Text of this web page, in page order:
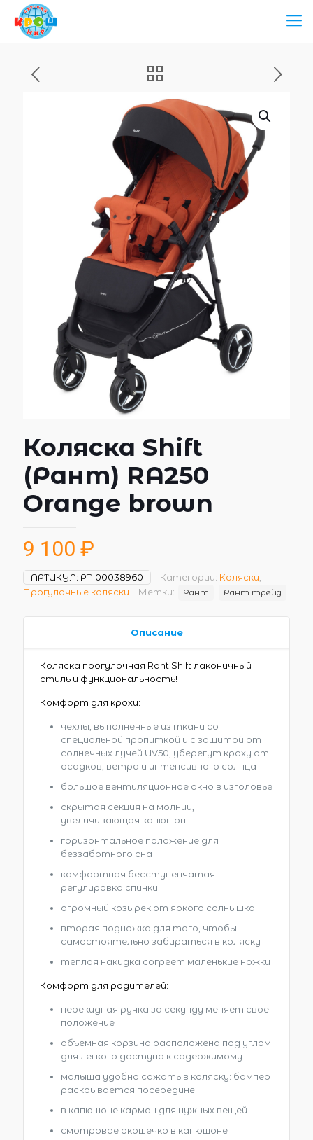
Коляска Shift
(Рант) RA250
Orange brown
9 100 ₽
АРТИКУЛ: РТ-00038960 Категории: Коляски
Прогулочные коляски
Метки: Рант Рант трейд
Описание
Коляска прогулочная Rant Shift лаконичный
стиль и функциональность!
Комфорт для крохи:
чехлы, выполненные из ткани со
специальной пропиткой и с защитой от
солнечных лучей UV50, уберегут кроху от
осадков, ветра и интенсивного солнца
большое вентиляционное окно в изголовье
скрытая секция на молнии,
увеличивающая капюшон
горизонтальное положение для
беззаботного сна
комфортная бесступенчатая
регулировка спинки
огромный козырек от яркого солнышка
вторая подножка для того, чтобы
самостоятельно забираться в коляску
теплая накидка согреет маленькие ножки
Комфорт для родителей:
перекидная ручка за секунду меняет свое
положение
объемная корзина расположена под углом
для легкого доступа к содержимому
малыша удобно сажать в коляску: бампер
раскрывается посередине
в капюшоне карман для нужных вещей
смотровое окошечко в капюшоне